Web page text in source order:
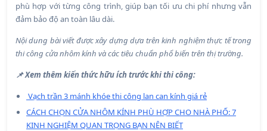
phù hợp với từng công trình, giúp bạn tối ưu chi phí nhưng vẫn
đảm bảo độ an toàn lâu dài.
Nội dung bài viết được xây dựng dựa trên kinh nghiệm thực tế trong
thi công cửa nhôm kính và các tiêu chuẩn phổ biến trên thị trường.
📌 Xem thêm kiến thức hữu ích trước khi thi công:
Vạch trần 3 mánh khóe thi công lan can kính giá rẻ
CÁCH CHỌN CỬA NHÔM KÍNH PHÙ HỢP CHO NHÀ PHỐ: 7
KINH NGHIỆM QUAN TRỌNG BẠN NÊN BIẾT